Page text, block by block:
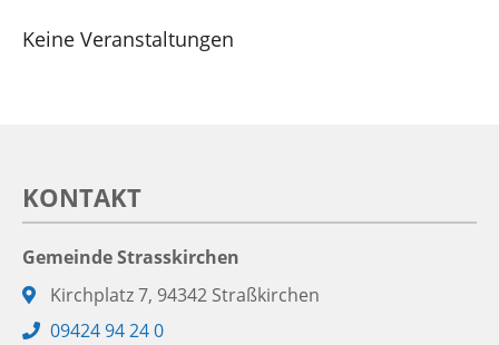
Keine Veranstaltungen
KONTAKT
Gemeinde Strasskirchen
Adresse:
Kirchplatz 7, 94342 Straßkirchen
Telefon:
09424 94 24 0